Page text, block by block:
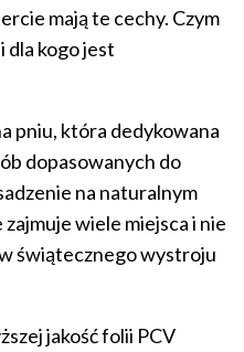
mają te cechy. Czym
dla kogo jest
pniu, która dedykowana
dopasowanych do
na naturalnym
wiele miejsca i nie
świątecznego wystroju
jakość folii PCV